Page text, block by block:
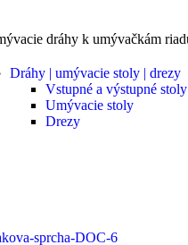
Dráhy | umývacie stoly | drezy
Vstupné a výstupné stoly
Umývacie stoly
Drezy